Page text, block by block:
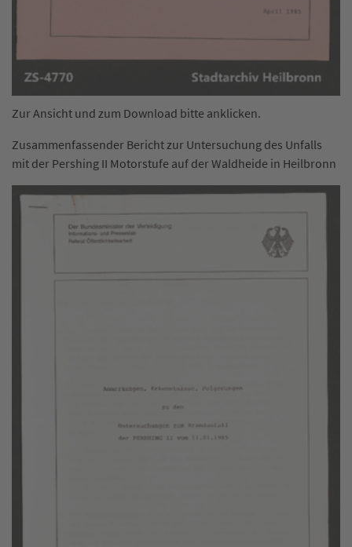
Zur Ansicht und zum Download bitte anklicken.
Zusammenfassender Bericht zur Untersuchung des Unfalls
mit der Pershing II Motorstufe auf der Waldheide in Heilbronn